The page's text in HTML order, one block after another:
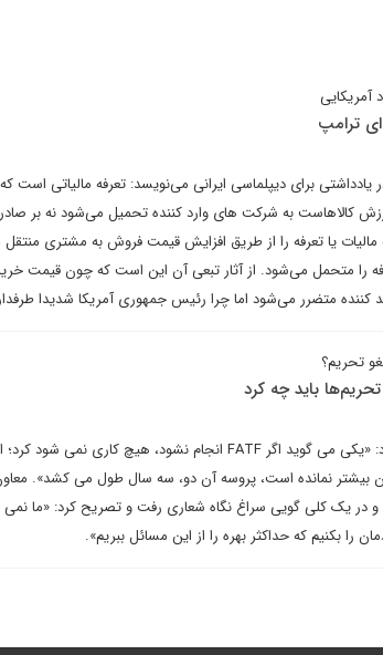
آمریکایی
یادداشتی برای دیپلماسی ایرانی می‌نویسد: تعرفه مالیاتی است
کالاهاست به شرکت های وارد کننده تحمیل می‌شود نه بر
مالیات یا تعرفه را از طریق افزایش قیمت فروش به مشتری
را متحمل می‌شود. از آثار تبعی آن این است که چون قیمت
کننده متضرر می‌شود اما چرا رئیس جمهوری آمریکا شدیدا
تحریم؟
باید چه کرد
بیشتر نمانده است، پروسه آن دو، سه سال طول می کشد».
و در یک کلی گویی سراغ نگاه شعاری رفت و تصریح کرد: «ما نمی
را بکنیم که حداکثر بهره را از این مسائل ببریم».